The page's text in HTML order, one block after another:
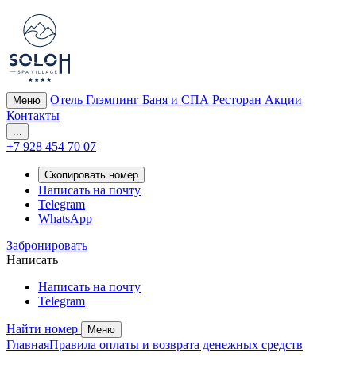
Меню Отель Глэмпинг Баня и СПА Ресторан Акции
Контакты
...
+7 928 454 70 07
Скопировать номер
Написать на почту
Telegram
WhatsApp
Забронировать
Написать
Написать на почту
Telegram
Найти номер Меню
ГлавнаяПравила оплаты и возврата денежных средств